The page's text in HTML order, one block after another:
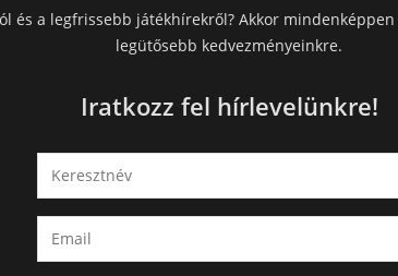
és a legfrissebb játékhírekről? Akkor
legütősebb kedvezményeinkre.
Iratkozz fel hírlevelünkre!